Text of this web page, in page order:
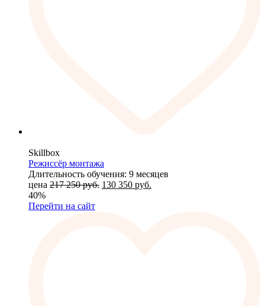
Skillbox
Режиссёр монтажа
Длительность обучения: 9 месяцев
цена 217 250руб. 130 350 руб.
40%
Перейти на сайт